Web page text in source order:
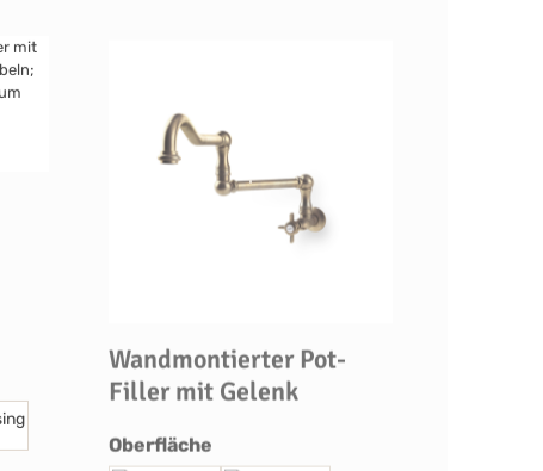
Wandmontierter Pot-
Filler mit Gelenk
Oberflächeauswählen